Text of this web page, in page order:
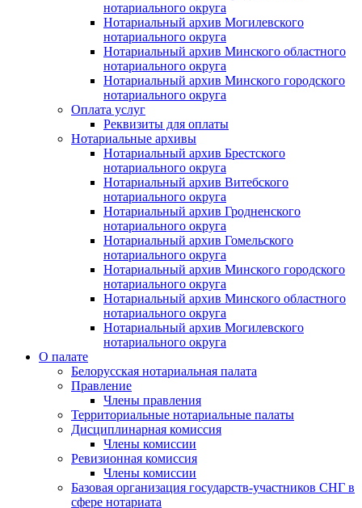
нотариального округа
Нотариальный архив Могилевского
нотариального округа
Нотариальный архив Минского областного
нотариального округа
Нотариальный архив Минского городского
нотариального округа
Оплата услуг
Реквизиты для оплаты
Нотариальные архивы
Нотариальный архив Брестского
нотариального округа
Нотариальный архив Витебского
нотариального округа
Нотариальный архив Гродненского
нотариального округа
Нотариальный архив Гомельского
нотариального округа
Нотариальный архив Минского городского
нотариального округа
Нотариальный архив Минского областного
нотариального округа
Нотариальный архив Могилевского
нотариального округа
О палате
Белорусская нотариальная палата
Правление
Члены правления
Территориальные нотариальные палаты
Дисциплинарная комиссия
Члены комиссии
Ревизионная комиссия
Члены комиссии
Базовая организация государств-участников СНГ в
сфере нотариата